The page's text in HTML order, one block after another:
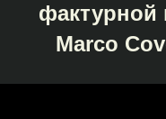
фактурной
Marco